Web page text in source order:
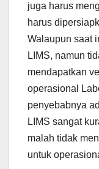
juga harus
harus
Walaupun saat
LIMS, namun
mendapatkan
operasional
penyebabnya
LIMS sangat
malah tidak
untuk